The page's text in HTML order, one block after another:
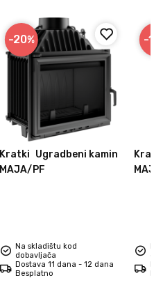
-20%
Kratki Ugradbeni kamin
MAJA/PF
Na skladištu kod
dobavljača
Dostava 11 dana - 12 dana
Besplatno
-19
MAJA
Na